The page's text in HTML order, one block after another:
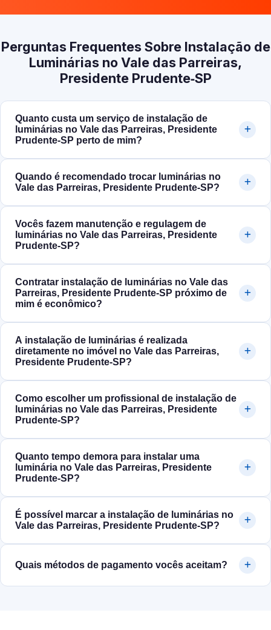
Perguntas Frequentes Sobre Instalação de
Luminárias no Vale das Parreiras,
Presidente Prudente‑SP
Quanto custa um serviço de instalação de
luminárias no Vale das Parreiras, Presidente
Prudente‑SP perto de mim?
Quando é recomendado trocar luminárias no
Vale das Parreiras, Presidente Prudente‑SP?
Vocês fazem manutenção e regulagem de
luminárias no Vale das Parreiras, Presidente
Prudente‑SP?
Contratar instalação de luminárias no Vale das
Parreiras, Presidente Prudente‑SP próximo de
mim é econômico?
A instalação de luminárias é realizada
diretamente no imóvel no Vale das Parreiras,
Presidente Prudente‑SP?
Como escolher um profissional de instalação de
luminárias no Vale das Parreiras, Presidente
Prudente‑SP?
Quanto tempo demora para instalar uma
luminária no Vale das Parreiras, Presidente
Prudente‑SP?
É possível marcar a instalação de luminárias no
Vale das Parreiras, Presidente Prudente‑SP?
Quais métodos de pagamento vocês aceitam?